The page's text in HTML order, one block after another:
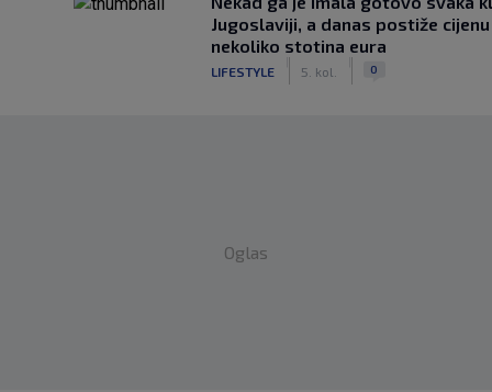
Jugoslaviji, a danas postiže
nekoliko stotina eura
LIFESTYLE 5. kol. 0
Oglas